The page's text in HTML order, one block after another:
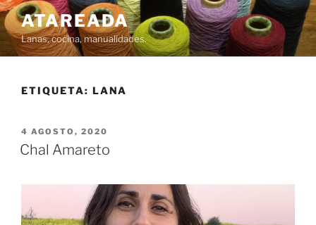
Saltar
al
contenido
ATAREADA
Lanas, cocina, manualidades.
ETIQUETA: LANA
PUBLICADO
EL
4 AGOSTO, 2020
Chal Amareto